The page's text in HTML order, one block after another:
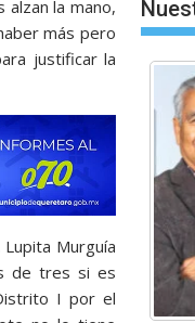
alzan la mano,
más pero
justificar la
Murguía
de tres si es
I por el